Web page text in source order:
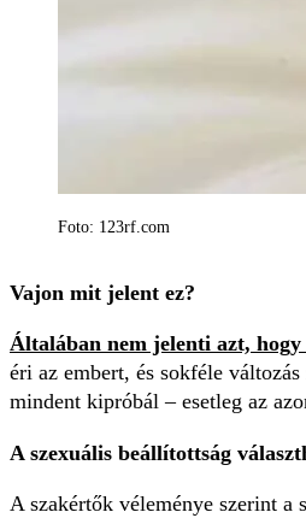
Foto: 123rf.com
Vajon mit jelent ez?
Általában nem jelenti azt,
éri az embert, és sokféle
mindent kipróbál – esetleg az
A szexuális beállítottság
A szakértők véleménye szerint